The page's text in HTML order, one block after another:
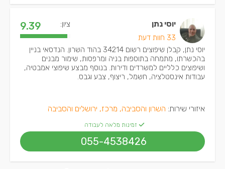
יוסי נתן
33 חוות דעת
ציון: 9.39
יוסי נתן, קבלן שיפוצים רשום 34214 בהוד השרון. הנדסאי בניין
בהכשרתו, מתמחה בתוספות בניה ומרפסות, שימור מבנים
ושיפוצים כלליים למשרדים ודירות. בנוסף מבצע שיפוצי אמבטיה,
עבודות אינסטלציה, חשמל, ריצוף, צבע וגבס.
איזורי שירות: השרון והסביבה, מרכז, ירושלים והסביבה
זמינות מלאה לעבודה
055-4538426